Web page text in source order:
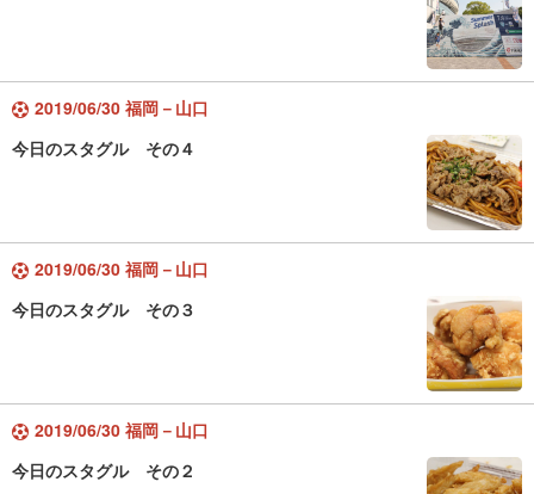
2019/06/30 福岡－山口
今日のスタグル その４
2019/06/30 福岡－山口
今日のスタグル その３
2019/06/30 福岡－山口
今日のスタグル その２